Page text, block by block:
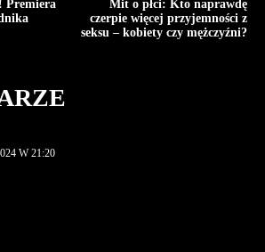
Premiera
Mit o płci: Kto naprawdę
czerpie więcej przyjemności z
seksu – kobiety czy mężczyźni?
W 21:20